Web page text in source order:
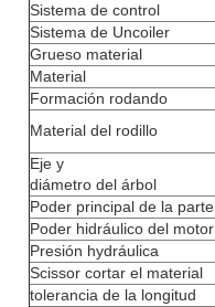
Sistema de control
Sistema de Uncoiler
Grueso material
Material
Formación rodando
Material del rodillo
Eje y
diámetro del árbol
Poder principal de la parte
Poder hidráulico del motor
Presión hydráulica
Scissor cortar el material
tolerancia de la longitud